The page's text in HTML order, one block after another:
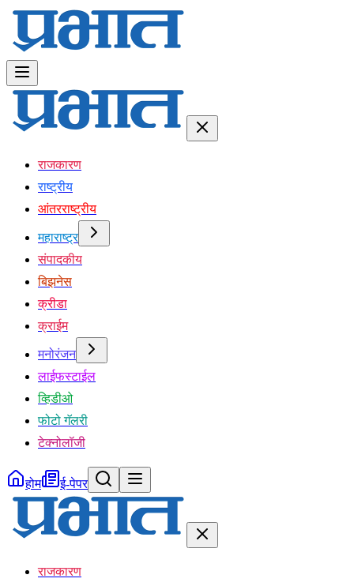
राजकारण
राष्ट्रीय
आंतरराष्ट्रीय
महाराष्ट्र
संपादकीय
बिझनेस
क्रीडा
क्राईम
मनोरंजन
लाईफस्टाईल
व्हिडीओ
फोटो गॅलरी
टेक्नोलॉजी
होम ई-पेपर
राजकारण